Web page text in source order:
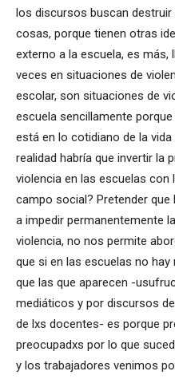
los discursos buscan
cosas, porque tienen otras
externo a la escuela, es más,
veces en situaciones de
escolar, son situaciones de
escuela sencillamente
está en lo cotidiano de la
realidad habría que invertir la
violencia en las escuelas con
campo social? Pretender
a impedir permanentemente
violencia, no nos permite
que si en las escuelas no
que las que aparecen -
mediáticos y por discursos
de lxs docentes- es porque
preocupadxs por lo que
y los trabajadores venimos